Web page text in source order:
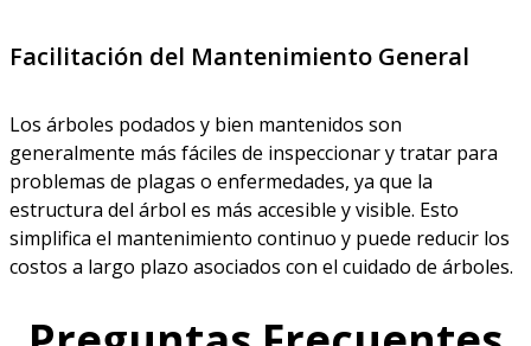
Facilitación del Mantenimiento General
Los árboles podados y bien mantenidos son
generalmente más fáciles de inspeccionar y tratar para
problemas de plagas o enfermedades, ya que la
estructura del árbol es más accesible y visible. Esto
simplifica el mantenimiento continuo y puede reducir los
costos a largo plazo asociados con el cuidado de árboles.